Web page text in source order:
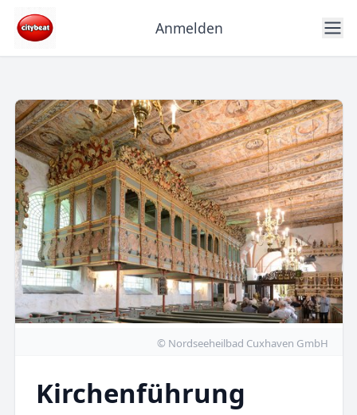
Anmelden
© Nordseeheilbad Cuxhaven GmbH
Kirchenführung